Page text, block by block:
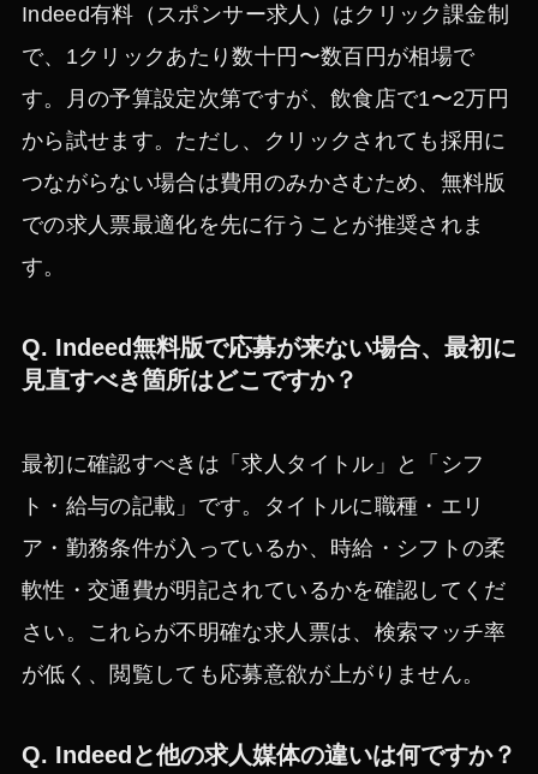
Indeed有料（スポンサー求人）はクリック課金制
で、1クリックあたり数十円〜数百円が相場で
す。月の予算設定次第ですが、飲食店で1〜2万円
から試せます。ただし、クリックされても採用に
つながらない場合は費用のみかさむため、無料版
での求人票最適化を先に行うことが推奨されま
す。
Q. Indeed無料版で応募が来ない場合、最初に
見直すべき箇所はどこですか？
最初に確認すべきは「求人タイトル」と「シフ
ト・給与の記載」です。タイトルに職種・エリ
ア・勤務条件が入っているか、時給・シフトの柔
軟性・交通費が明記されているかを確認してくだ
さい。これらが不明確な求人票は、検索マッチ率
が低く、閲覧しても応募意欲が上がりません。
Q. Indeedと他の求人媒体の違いは何ですか？